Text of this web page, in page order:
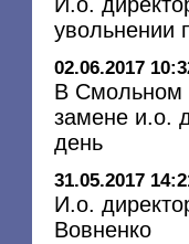
увольнении
02.06.2017
В Смольном
замене и.о.
день
31.05.2017
И.о.
Вовненко